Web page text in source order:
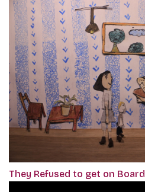
They Refused to get on Board